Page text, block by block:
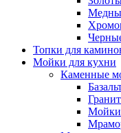
Топки для
Мойки для кухни
Каменные
Мойки